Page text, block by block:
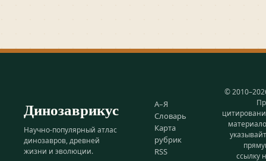
Динозаврикус
Научно-популярный атлас
динозавров, древней
жизни и эволюции.
А–Я
Словарь
Карта
рубрик
RSS
©
ссылку